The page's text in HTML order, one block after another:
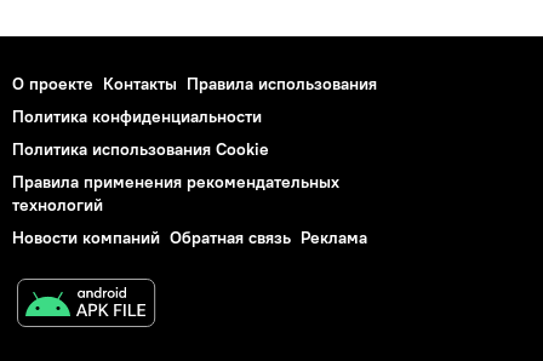
О проекте Контакты Правила использования
Политика конфиденциальности
Политика использования Cookie
Правила применения рекомендательных
технологий
Новости компаний Обратная связь Реклама